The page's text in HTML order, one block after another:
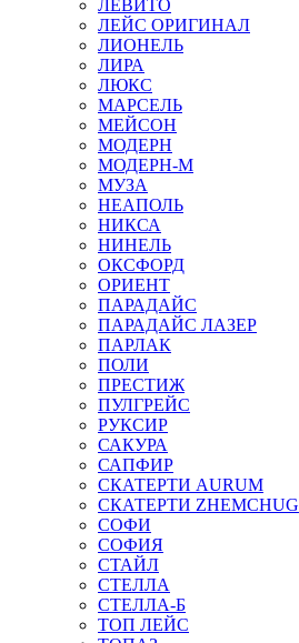
ЛЕВИТО
ЛЕЙС ОРИГИНАЛ
ЛИОНЕЛЬ
ЛИРА
ЛЮКС
МАРСЕЛЬ
МЕЙСОН
МОДЕРН
МОДЕРН-М
МУЗА
НЕАПОЛЬ
НИКСА
НИНЕЛЬ
ОКСФОРД
ОРИЕНТ
ПАРАДАЙС
ПАРАДАЙС ЛАЗЕР
ПАРЛАК
ПОЛИ
ПРЕСТИЖ
ПУЛГРЕЙС
РУКСИР
САКУРА
САПФИР
СКАТЕРТИ AURUM
СКАТЕРТИ ZHEMCHUG
СОФИ
СОФИЯ
СТАЙЛ
СТЕЛЛА
СТЕЛЛА-Б
ТОП ЛЕЙС